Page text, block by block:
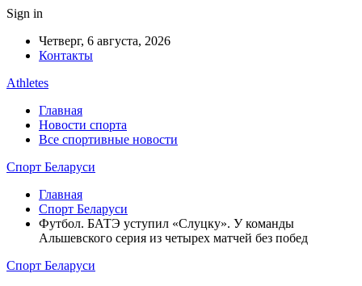
Sign in
Четверг, 6 августа, 2026
Контакты
Athletes
Главная
Новости спорта
Все спортивные новости
Спорт Беларуси
Главная
Спорт Беларуси
Футбол. БАТЭ уступил «Слуцку». У команды
Альшевского серия из четырех матчей без побед
Спорт Беларуси